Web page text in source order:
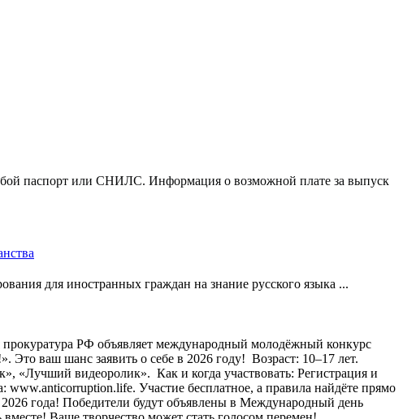
паспорт или СНИЛС. Информация о возможной плате за выпуск
для иностранных граждан на знание русского языка ...
РФ объявляет международный молодёжный конкурс
ваш шанс заявить о себе в 2026 году! ⁣ Возраст: 10–17 лет.
видеоролик». ⁣ Как и когда участвовать: Регистрация и
www.anticorruption.life. Участие бесплатное, а правила найдёте прямо
года! Победители будут объявлены в Международный день